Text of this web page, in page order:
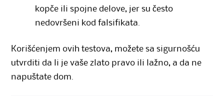
kopče ili spojne delove, jer su često
nedovršeni kod falsifikata.
Korišćenjem ovih testova, možete sa sigurnošću
utvrditi da li je vaše zlato pravo ili lažno, a da ne
napuštate dom.